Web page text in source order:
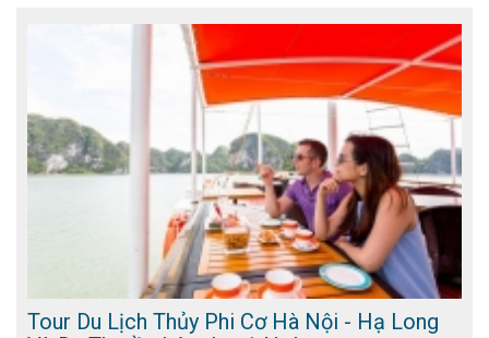
Tour Du Lịch Thủy Phi Cơ Hà Nội - Hạ Long